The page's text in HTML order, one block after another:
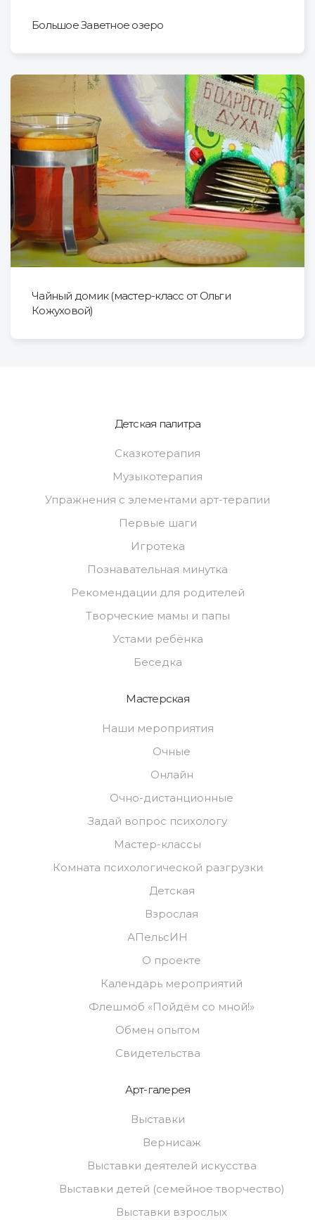
Большое Заветное озеро
Чайный домик (мастер-класс от Ольги
Кожуховой)
Детская палитра
Сказкотерапия
Музыкотерапия
Упражнения с элементами арт-терапии
Первые шаги
Игротека
Познавательная минутка
Рекомендации для родителей
Творческие мамы и папы
Устами ребёнка
Беседка
Мастерская
Наши мероприятия
Очные
Онлайн
Очно-дистанционные
Задай вопрос психологу
Мастер-классы
Комната психологической разгрузки
Детская
Взрослая
АПельсИН
О проекте
Календарь мероприятий
Флешмоб «Пойдём со мной!»
Обмен опытом
Свидетельства
Арт-галерея
Выставки
Вернисаж
Выставки деятелей искусства
Выставки детей (семейное творчество)
Выставки взрослых